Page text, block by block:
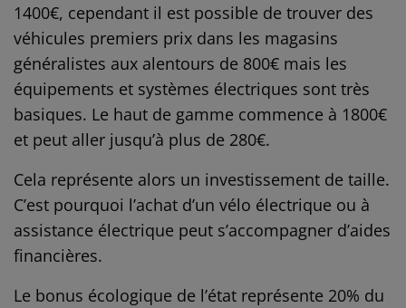
1400€, cependant il est possible de trouver des
véhicules premiers prix dans les magasins
généralistes aux alentours de 800€ mais les
équipements et systèmes électriques sont très
basiques. Le haut de gamme commence à 1800€
et peut aller jusqu’à plus de 280€.
Cela représente alors un investissement de taille.
C’est pourquoi l’achat d’un vélo électrique ou à
assistance électrique peut s’accompagner d’aides
financières.
Le bonus écologique de l’état représente 20% du